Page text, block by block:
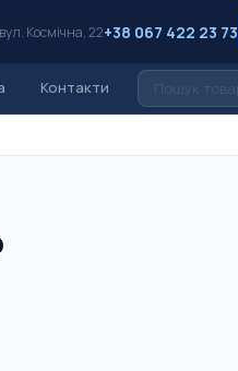
Космічна, 22+38 067 422 23 73
Контакти